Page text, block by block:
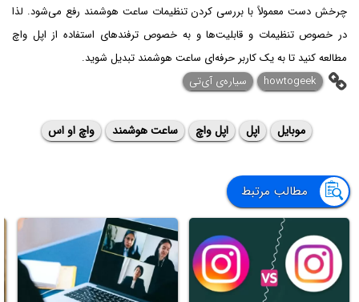
چرخش دست معمولاً‌ با بررسی کردن تنظیمات ساعت هوشمند رفع می‌شود. لذا
در خصوص تنظیمات و قابلیت‌ها و به خصوص ترفندهای استفاده از اپل واچ
مطالعه کنید تا به یک کاربر حرفه‌ای ساعت هوشمند تبدیل شوید.
howtogeek
سیاره‌ی آی‌تی
موبایل اپل اپل واچ ساعت هوشمند واچ او اس
مطالب مرتبط